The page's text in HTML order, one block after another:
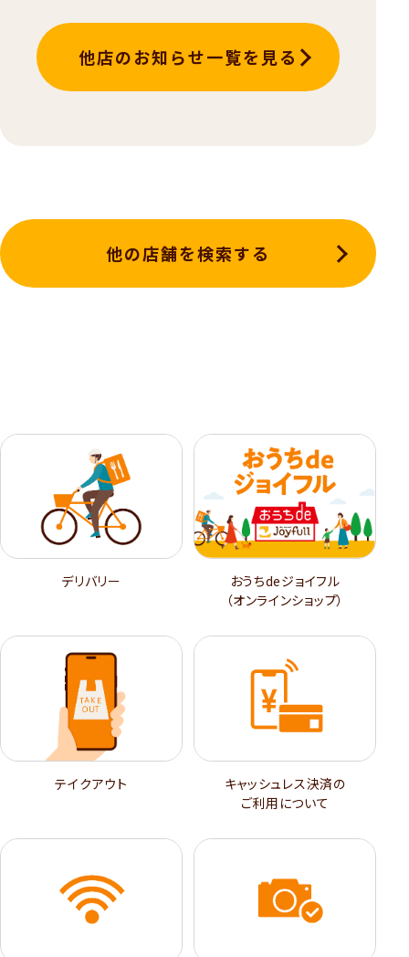
他店のお知らせ一覧を見る
他の店舗を検索する
デリバリー
おうちdeジョイフル
（オンラインショップ）
テイクアウト
キャッシュレス決済の
ご利用について